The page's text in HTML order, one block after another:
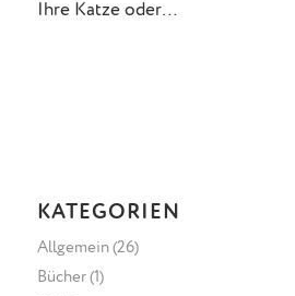
Ihre Katze oder…
KATEGORIEN
Allgemein(26)
Bücher(1)